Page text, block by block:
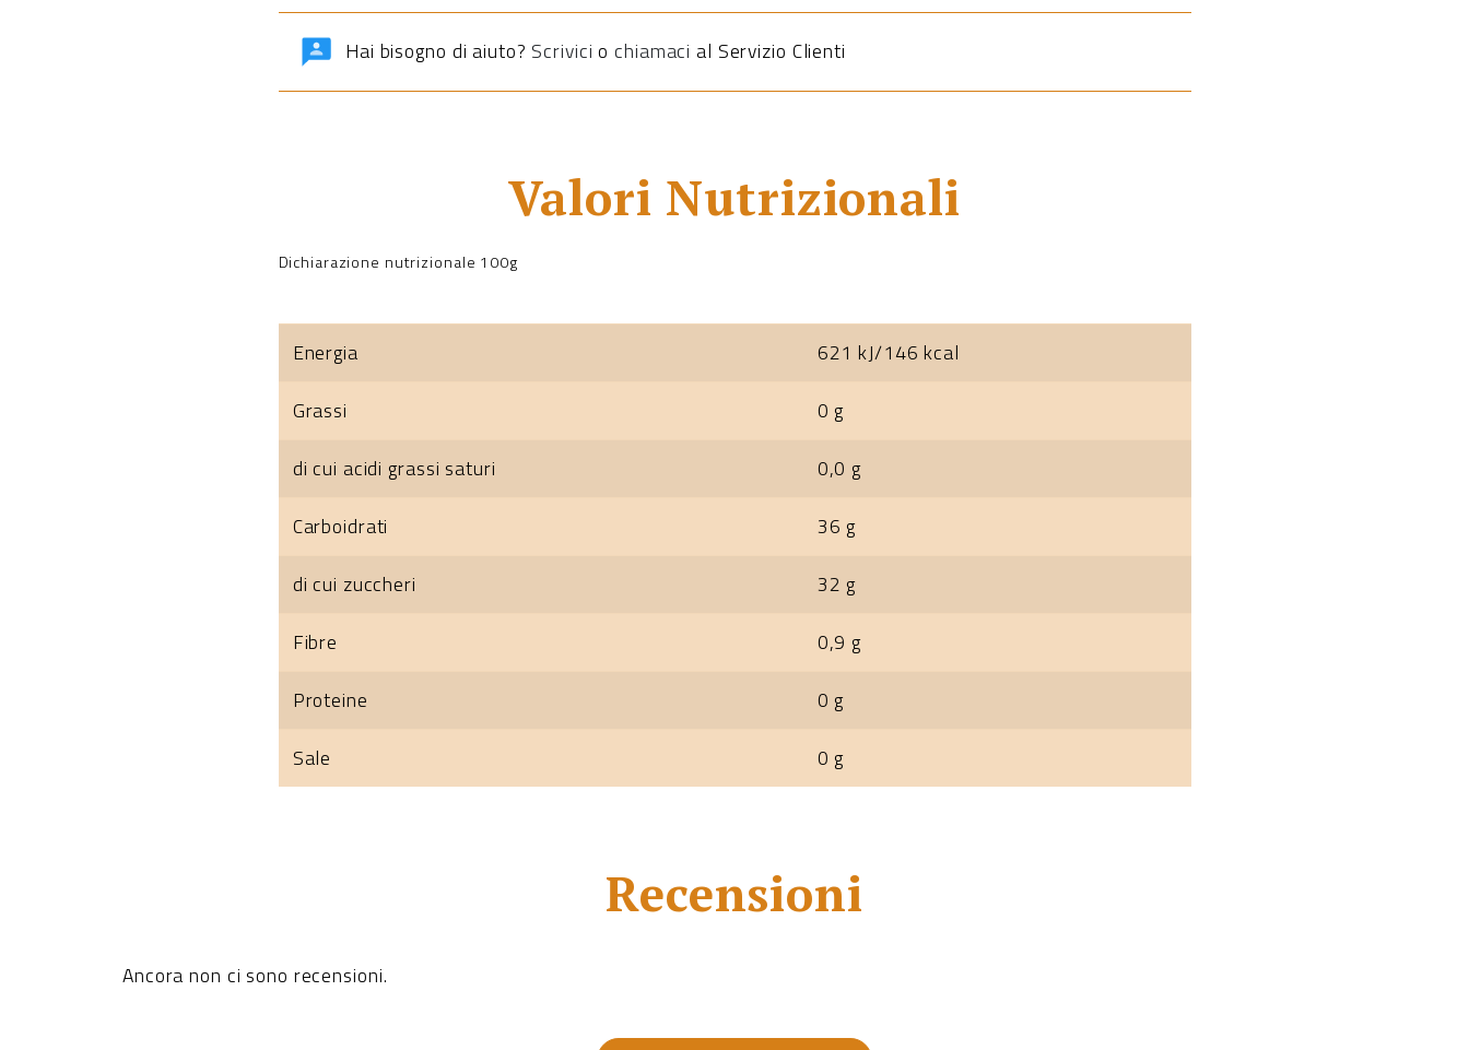
Hai bisogno di aiuto? Scrivici ochiamaci al Servizio Clienti
Valori Nutrizionali
Dichiarazione nutrizionale 100g
Energia
621 kJ/146 kcal
Grassi
0 g
di cui acidi grassi saturi
0,0 g
Carboidrati
36 g
di cui zuccheri
32 g
Fibre
0,9 g
Proteine
0 g
Sale
0 g
Recensioni
Ancora non ci sono recensioni.